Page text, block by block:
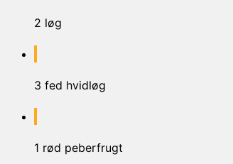
2 løg
3 fed hvidløg
1 rød peberfrugt